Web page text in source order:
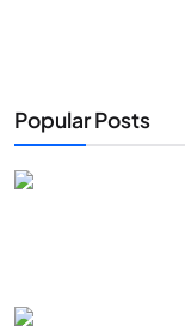
Popular Posts